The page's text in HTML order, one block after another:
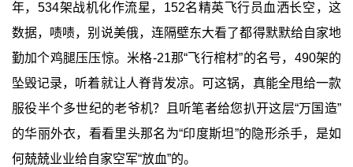
年，534架战机化作流星，152名精英飞行员血洒长空，这
数据，啧啧，别说美俄，连隔壁东大看了都得默默给自家地
勤加个鸡腿压压惊。米格-21那“飞行棺材”的名号，490架的
坠毁记录，听着就让人脊背发凉。可这锅，真能全甩给一款
服役半个多世纪的老爷机？且听笔者给您扒开这层“万国造”
的华丽外衣，看看里头那名为“印度斯坦”的隐形杀手，是如
何兢兢业业给自家空军“放血”的。